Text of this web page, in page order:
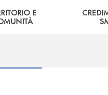
E